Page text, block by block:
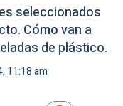
seleccionados
Cómo van a
de plástico.
11:18 am